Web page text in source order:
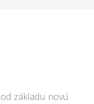
základu novú